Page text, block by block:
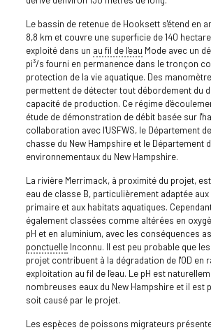
Le bassin de retenue de Hooksett s'étend en
8,8 km et couvre une superficie de 140
exploité dans un au fil de l'eau Mode avec un
pi³/s fourni en permanence dans le tronçon
protection de la vie aquatique. Des
permettent de détecter tout débordement du
capacité de production. Ce régime
étude de démonstration de débit basée sur
collaboration avec l'USFWS, le Département
chasse du New Hampshire et le Département
environnementaux du New Hampshire.
La rivière Merrimack, à proximité du projet,
eau de classe B, particulièrement adaptée
primaire et aux habitats aquatiques.
également classées comme altérées en
pH et en aluminium, avec les conséquences
ponctuelleInconnu. Il est peu probable que
projet contribuent à la dégradation de l'OD en
exploitation au fil de l'eau. Le pH est
nombreuses eaux du New Hampshire et il est
soit causé par le projet.
Les espèces de poissons migrateurs